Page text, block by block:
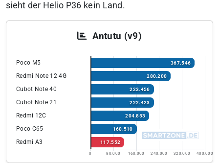
sieht der Helio P36 kein Land.
Antutu (v9)
Poco M5 367.546
Redmi Note 12 4G 280.200
Cubot Note 40 223.456
Cubot Note 21 222.423
Redmi 12C 204.853
Poco C65 160.510
Redmi A3 117.552
0 80.000 160.000 240.000 320.000 400.000